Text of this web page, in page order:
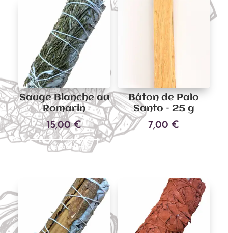
Sauge Blanche au
Romarin
15,00€
Ajouter au panier
Bâton de Palo
Santo – 25 g
7,00 €